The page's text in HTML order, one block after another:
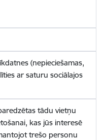
(nepieciešamas,
ar saturu sociālajos
tādu vietņu
kas jūs interesē
trešo personu